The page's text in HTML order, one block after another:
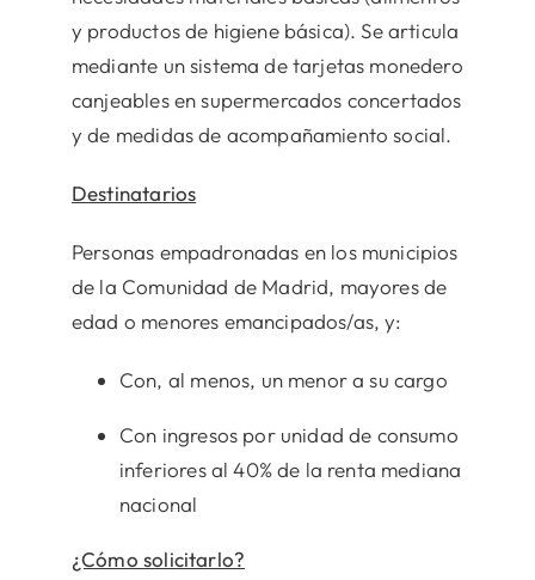
y productos de higiene básica). Se articula
mediante un sistema de tarjetas monedero
canjeables en supermercados concertados
y de medidas de acompañamiento social.
Destinatarios
Personas empadronadas en los municipios
de la Comunidad de Madrid, mayores de
edad o menores emancipados/as, y:
Con, al menos, un menor a su cargo
Con ingresos por unidad de consumo
inferiores al 40% de la renta mediana
nacional
¿Cómo solicitarlo?